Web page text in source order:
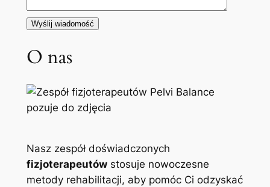
O nas
Nasz zespół doświadczonych
fizjoterapeutówstosuje nowoczesne
metody rehabilitacji, aby pomóc Ci odzyskać